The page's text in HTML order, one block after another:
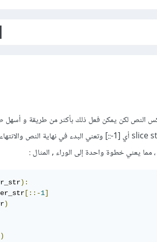
النص لكن يمكن فعل ذلك بأكثر من طريقة و
):
[::-1]
)
)